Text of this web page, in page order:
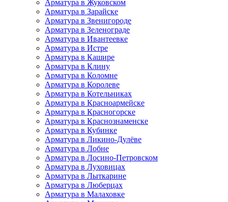
Арматура в Жуковском
Арматура в Зарайске
Арматура в Звенигороде
Арматура в Зеленограде
Арматура в Ивантеевке
Арматура в Истре
Арматура в Кашире
Арматура в Клину
Арматура в Коломне
Арматура в Королеве
Арматура в Котельниках
Арматура в Красноармейске
Арматура в Красногорске
Арматура в Краснознаменске
Арматура в Кубинке
Арматура в Ликино-Дулёве
Арматура в Лобне
Арматура в Лосино-Петровском
Арматура в Луховицах
Арматура в Лыткарине
Арматура в Люберцах
Арматура в Малаховке